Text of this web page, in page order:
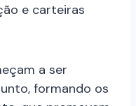
e carteiras
a ser
formando os